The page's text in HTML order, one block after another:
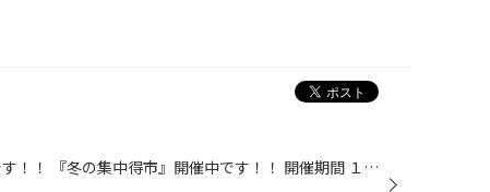
こんにちは！！ タイヤ館熊谷店です！！ 『冬の集中得市』開催中です！！ 開催期間 １１月１6日（土）～１１月30日（土）です。 冬タイヤは凍結路面や雪上で効かなければ意味がありません！！ 埼玉県でも氷点下になり路面凍結の恐れがある日もあります(*_*; 「雪降らないから大丈夫♪」とお思いの方...